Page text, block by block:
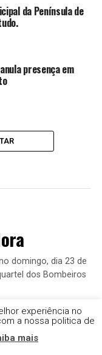
da Península de
presença em
domingo, dia 23 de
dos Bombeiros
2025
experiência no
a nossa politica de
mais